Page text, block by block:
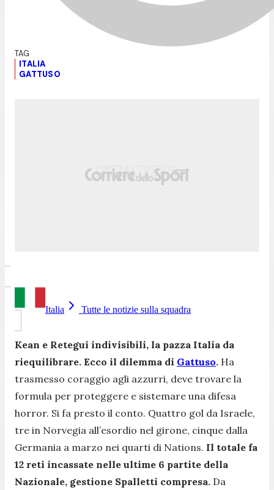
ITALIA
GATTUSO
Italia Tutte le notizie sulla squadra
Kean e Retegui indivisibili, la pazza Italia da
riequilibrare. Ecco il dilemma di Gattuso. Ha
trasmesso coraggio agli azzurri, deve trovare la
formula per proteggere e sistemare una difesa
horror. Si fa presto il conto. Quattro gol da Israele,
tre in Norvegia all’esordio nel girone, cinque dalla
Germania a marzo nei quarti di Nations. Il totale fa
12 reti incassate nelle ultime 6 partite della
Nazionale, gestione Spalletti compresa. Da